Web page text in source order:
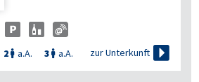
2  a.A. 3  a.A. zur Unterkunft 